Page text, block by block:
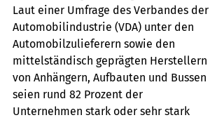
Laut einer Umfrage des Verbandes der
Automobilindustrie (VDA) unter den
Automobilzulieferern sowie den
mittelständisch geprägten Herstellern
von Anhängern, Aufbauten und Bussen
seien rund 82 Prozent der
Unternehmen stark oder sehr stark